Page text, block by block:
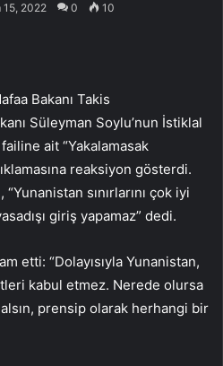
15, 2022 0 10
Bakanı Takis
Süleyman Soylu’nun İstiklal
ait “Yakalamasak
reaksiyon gösterdi.
sınırlarını çok iyi
giriş yapamaz” dedi.
etti: “Dolayısıyla Yunanistan,
kabul etmez. Nerede olursa
prensip olarak herhangi bir